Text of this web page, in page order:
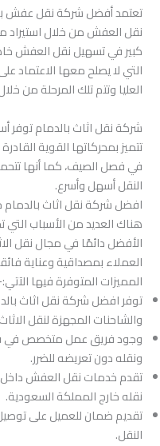
تعتمد أفضل شركة نقل عفش
نقل العفش من خلال استيراد
كبير في تسهيل نقل العفش
التي لا يصلح معها الاعتماد
العليا وتتم تلك المرحلة من
شركة نقل اثاث بالدمام توفر
تتميز بمحركاتها القوية
في فصل الصيف، كما أنها
النقل أسهل وأسرع.
افضل شركة نقل اثاث بالدمام
هناك العديد من الأسباب
الأفضل دائمًا في مجال نقل
العملاء بمصداقية وعناية
المميزات المتوفرة فيها
توفر افضل شركة نقل اثاث
والشاحنات المجهزة لنقل
وجود فريق عمل متخصص في
ونقله دون تعريضه للضرر.
تقدم خدمات نقل العفش داخل
نقله خارج المملكة السعودية.
تقديم ضمان للعميل على توصيل
النقل.